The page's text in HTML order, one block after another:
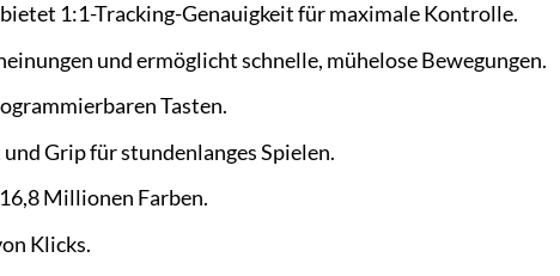
1:1-Tracking-Genauigkeit für maximale Kontrolle.
und ermöglicht schnelle, mühelose Bewegungen.
Tasten.
Grip für stundenlanges Spielen.
Millionen Farben.
Klicks.